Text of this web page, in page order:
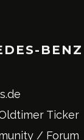
BENZ
Ticker
/ Forum